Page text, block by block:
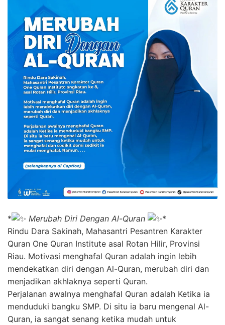
* Merubah Diri Dengan Al-Quran
*
Rindu Dara Sakinah, Mahasantri Pesantren Karakter
Quran One Quran Institute asal Rotan Hilir, Provinsi
Riau. Motivasi menghafal Quran adalah ingin lebih
mendekatkan diri dengan Al-Quran, merubah diri dan
menjadikan akhlaknya seperti Quran.
Perjalanan awalnya menghafal Quran adalah Ketika ia
menduduki bangku SMP. Di situ ia baru mengenal Al-
Quran, ia sangat senang ketika mudah untuk